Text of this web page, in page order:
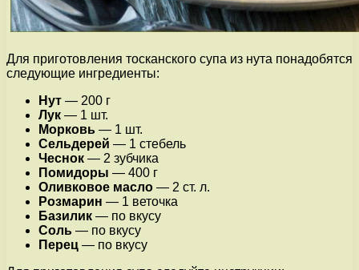
Для приготовления тосканского супа из нута понадобятся
следующие ингредиенты:
Нут — 200 г
Лук — 1 шт.
Морковь — 1 шт.
Сельдерей — 1 стебель
Чеснок — 2 зубчика
Помидоры — 400 г
Оливковое масло — 2 ст. л.
Розмарин — 1 веточка
Базилик — по вкусу
Соль — по вкусу
Перец — по вкусу